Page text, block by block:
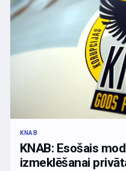
KNAB
KNAB: Esošais
izmeklēšanai